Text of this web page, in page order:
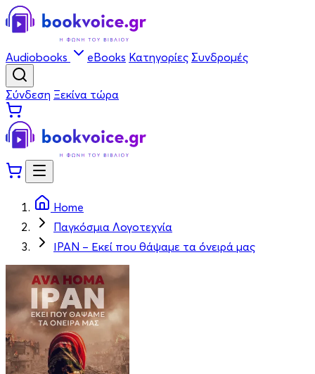
Audiobooks eBooks Κατηγορίες Συνδρομές
Σύνδεση Ξεκίνα τώρα
Home
Παγκόσμια Λογοτεχνία
ΙΡΑΝ – Εκεί που θάψαμε τα όνειρά μας